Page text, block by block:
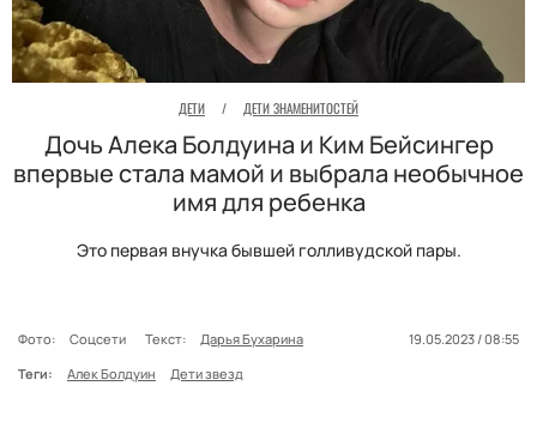
ДЕТИ / ДЕТИ ЗНАМЕНИТОСТЕЙ
Дочь Алека Болдуина и Ким Бейсингер
впервые стала мамой и выбрала необычное
имя для ребенка
Это первая внучка бывшей голливудской пары.
Фото: Соцсети Текст: Дарья Бухарина
19.05.2023 / 08:55
Теги:
Алек Болдуин Дети звезд